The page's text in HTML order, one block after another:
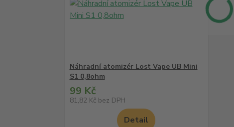
Náhradní atomizér Lost Vape UB Mini
S1 0,8ohm
99 Kč
81,82 Kč bez DPH
Detail